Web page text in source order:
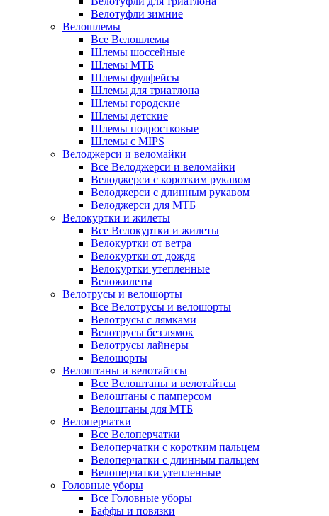
Велотуфли зимние
Велошлемы
Все Велошлемы
Шлемы шоссейные
Шлемы МТБ
Шлемы фулфейсы
Шлемы для триатлона
Шлемы городские
Шлемы детские
Шлемы подростковые
Шлемы с MIPS
Велоджерси и веломайки
Все Велоджерси и веломайки
Велоджерси с коротким рукавом
Велоджерси с длинным рукавом
Велоджерси для МТБ
Велокуртки и жилеты
Все Велокуртки и жилеты
Велокуртки от ветра
Велокуртки от дождя
Велокуртки утепленные
Веложилеты
Велотрусы и велошорты
Все Велотрусы и велошорты
Велотрусы с лямками
Велотрусы без лямок
Велотрусы лайнеры
Велошорты
Велоштаны и велотайтсы
Все Велоштаны и велотайтсы
Велоштаны с памперсом
Велоштаны для МТБ
Велоперчатки
Все Велоперчатки
Велоперчатки с коротким пальцем
Велоперчатки с длинным пальцем
Велоперчатки утепленные
Головные уборы
Все Головные уборы
Баффы и повязки